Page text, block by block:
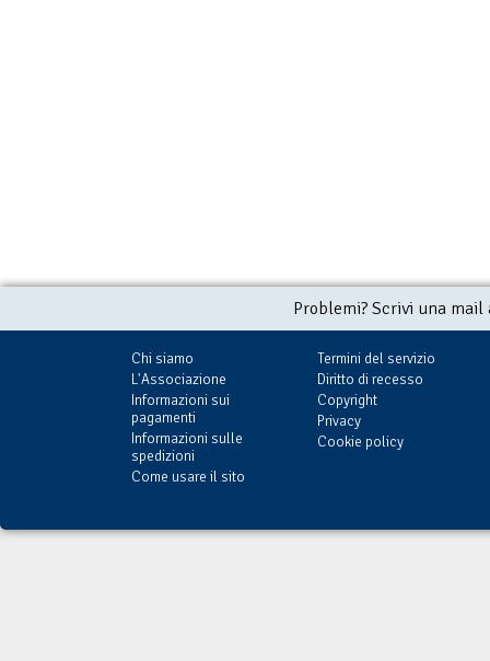
Problemi? Scrivi una
Chi siamo
L'Associazione
Informazioni sui
pagamenti
Informazioni sulle
spedizioni
Come usare il sito
Termini del servizio
Diritto di recesso
Copyright
Privacy
Cookie policy